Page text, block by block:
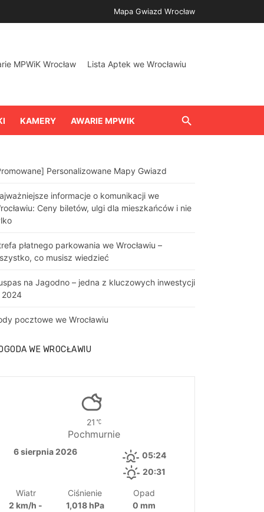
Mapa Gwiazd Wrocław
MPWiK Wrocław Lista Aptek we Wrocławiu
KAMERY AWARIE MPWIK
Personalizowane Mapy Gwiazd
informacje o komunikacji we
Ceny biletów, ulgi dla mieszkańców i nie
płatnego parkowania we Wrocławiu –
co musisz wiedzieć
na Jagodno – jedna z kluczowych inwestycji
2024
pocztowe we Wrocławiu
WE WROCŁAWIU
21
Pochmurnie
6 sierpnia 2026
05:24
20:31
Wiatr
2 km/h -
Ciśnienie
1,018 hPa
Opad
0 mm